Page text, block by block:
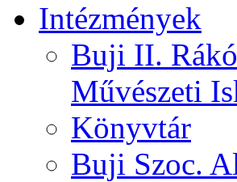
Intézmények
Buji II.
Művészeti
Könyvtár
Buji Szoc.